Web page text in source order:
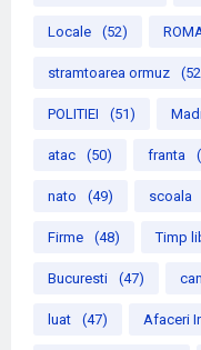
Locale (52)
stramtoarea ormuz
POLITIEI (51)
atac (50) franta
nato (49) scoala
Firme (48) Timp
Bucuresti (47)
luat (47) Afaceri